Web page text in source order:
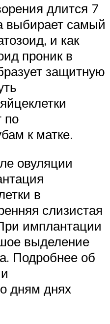
длится 7
выбирает самый
и как
проник в
защитную
по
к матке.
овуляции
в
слизистая
имплантации
выделение
Подробнее об
дням днях